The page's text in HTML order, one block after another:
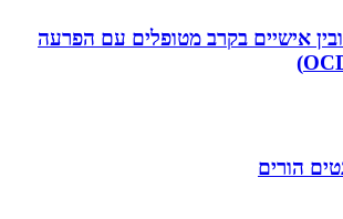
אישיים בקרב מטופלים עם הפרעה
הורים